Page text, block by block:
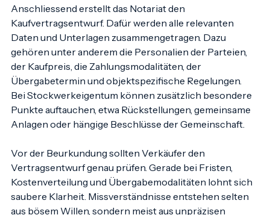
Anschliessend erstellt das Notariat den
Kaufvertragsentwurf. Dafür werden alle relevanten
Daten und Unterlagen zusammengetragen. Dazu
gehören unter anderem die Personalien der Parteien,
der Kaufpreis, die Zahlungsmodalitäten, der
Übergabetermin und objektspezifische Regelungen.
Bei Stockwerkeigentum können zusätzlich besondere
Punkte auftauchen, etwa Rückstellungen, gemeinsame
Vor der Beurkundung sollten Verkäufer den
Vertragsentwurf genau prüfen. Gerade bei Fristen,
Kostenverteilung und Übergabemodalitäten lohnt sich